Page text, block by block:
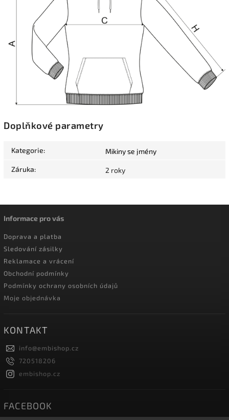
Doplňkové parametry
Kategorie: Mikiny se jmény
Záruka: 2 roky
Informace pro vás
Doprava a platba
Sledování zásilky
Reklamace a vrácení
Obchodní podmínky
Podmínky ochrany osobních údajů
Moje objednávka
KONTAKT
info@embishop.cz
720518206
embishop.cz
FACEBOOK